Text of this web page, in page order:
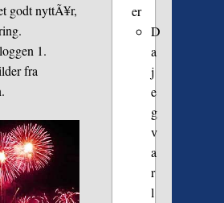
godt nyttÃ¥r,
1.
fra
er
D
a
j
e
g
v
a
r
l